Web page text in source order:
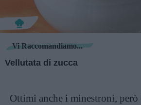
Vi Raccomandiamo...
Vellutata di zucca
Ottimi anche i minestroni,